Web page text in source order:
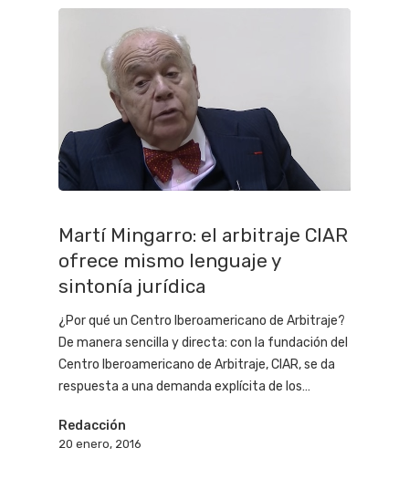
Martí Mingarro: el arbitraje CIAR
ofrece mismo lenguaje y
sintonía jurídica
¿Por qué un Centro Iberoamericano de Arbitraje?
De manera sencilla y directa: con la fundación del
Centro Iberoamericano de Arbitraje, CIAR, se da
respuesta a una demanda explícita de los…
Redacción
20 enero, 2016